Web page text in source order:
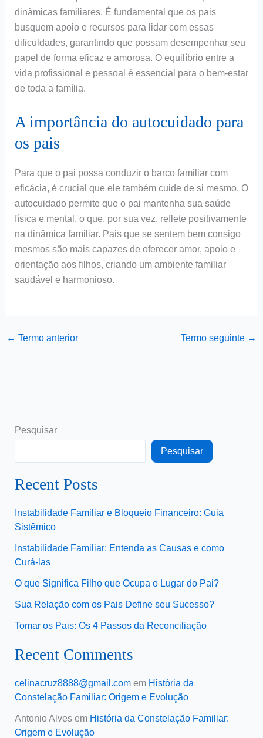
dinâmicas familiares. É fundamental que os pais
busquem apoio e recursos para lidar com essas
dificuldades, garantindo que possam desempenhar seu
papel de forma eficaz e amorosa. O equilíbrio entre a
vida profissional e pessoal é essencial para o bem-estar
de toda a família.
A importância do autocuidado para
os pais
Para que o pai possa conduzir o barco familiar com
eficácia, é crucial que ele também cuide de si mesmo. O
autocuidado permite que o pai mantenha sua saúde
física e mental, o que, por sua vez, reflete positivamente
na dinâmica familiar. Pais que se sentem bem consigo
mesmos são mais capazes de oferecer amor, apoio e
orientação aos filhos, criando um ambiente familiar
saudável e harmonioso.
← Termo anterior Termo seguinte →
Pesquisar
Pesquisar
Recent Posts
Instabilidade Familiar e Bloqueio Financeiro: Guia
Sistêmico
Instabilidade Familiar: Entenda as Causas e como
Curá-las
O que Significa Filho que Ocupa o Lugar do Pai?
Sua Relação com os Pais Define seu Sucesso?
Tomar os Pais: Os 4 Passos da Reconciliação
Recent Comments
celinacruz8888@gmail.comem História da
Constelação Familiar: Origem e Evolução
Antonio Alvesem História da Constelação Familiar:
Origem e Evolução